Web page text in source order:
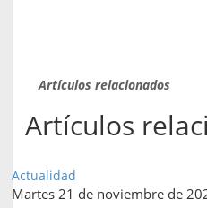
Artículos relacionados
Artículos
Actualidad
Martes 21 de noviembre de